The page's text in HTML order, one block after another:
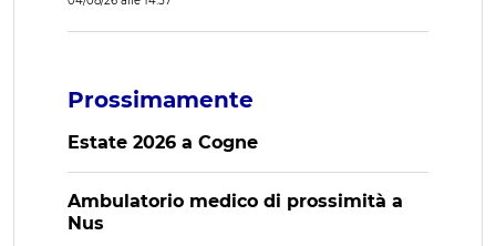
Prossimamente
Estate 2026 a Cogne
Ambulatorio medico di prossimità a
Nus